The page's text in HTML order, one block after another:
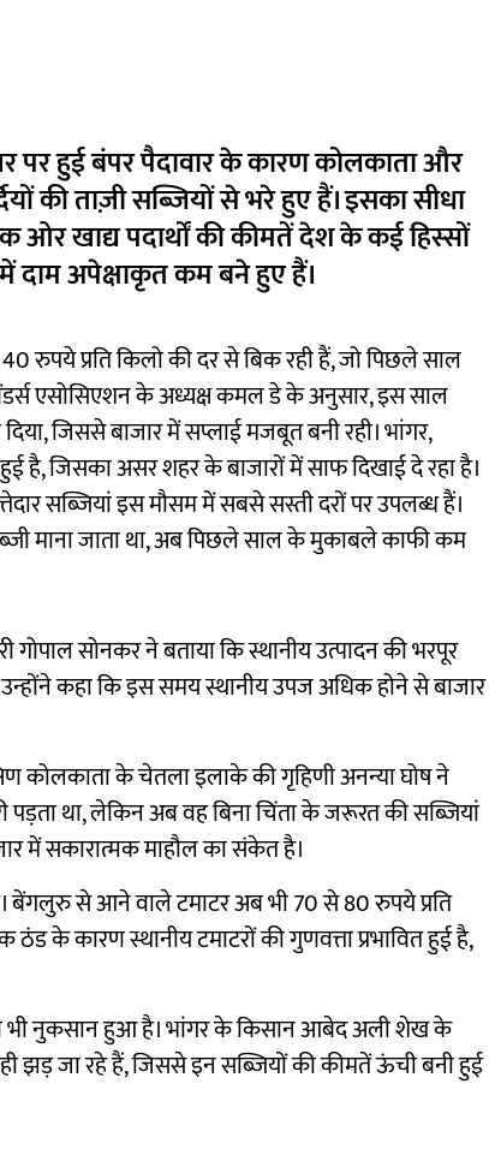
हुई बंपर पैदावार के कारण कोलकाता और
की ताज़ी सब्जियों से भरे हुए हैं। इसका सीधा
ओर खाद्य पदार्थों की कीमतें देश के कई हिस्सों
दाम अपेक्षाकृत कम बने हुए हैं।
रुपये प्रति किलो की दर से बिक रही हैं, जो पिछले साल
एसोसिएशन के अध्यक्ष कमल डे के अनुसार, इस साल
जिससे बाजार में सप्लाई मजबूत बनी रही। भांगर,
है, जिसका असर शहर के बाजारों में साफ दिखाई दे रहा है।
सब्जियां इस मौसम में सबसे सस्ती दरों पर उपलब्ध हैं।
माना जाता था, अब पिछले साल के मुकाबले काफी कम
सोनकर ने बताया कि स्थानीय उत्पादन की भरपूर
कहा कि इस समय स्थानीय उपज अधिक होने से बाजार
कोलकाता के चेतला इलाके की गृहिणी अनन्या घोष ने
पड़ता था, लेकिन अब वह बिना चिंता के जरूरत की सब्जियां
में सकारात्मक माहौल का संकेत है।
बेंगलुरु से आने वाले टमाटर अब भी 70 से 80 रुपये प्रति
के कारण स्थानीय टमाटरों की गुणवत्ता प्रभावित हुई है,
नुकसान हुआ है। भांगर के किसान आबेद अली शेख के
जा रहे हैं, जिससे इन सब्जियों की कीमतें ऊंची बनी हुई